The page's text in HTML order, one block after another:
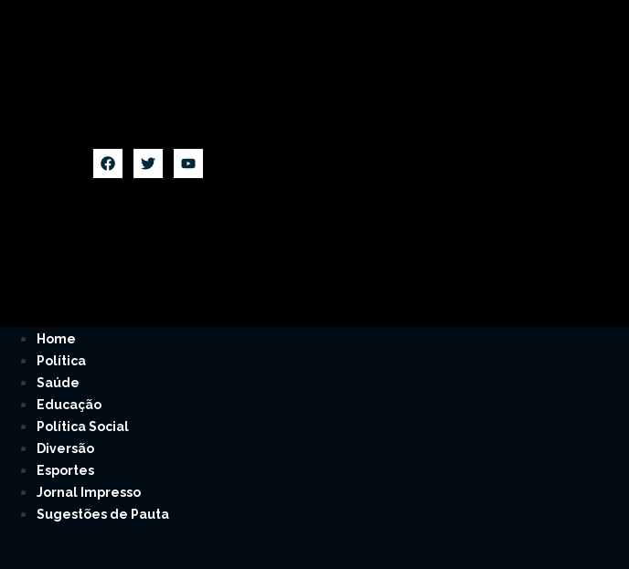
Home
Política
Saúde
Educação
Política Social
Diversão
Esportes
Jornal Impresso
Sugestões de Pauta